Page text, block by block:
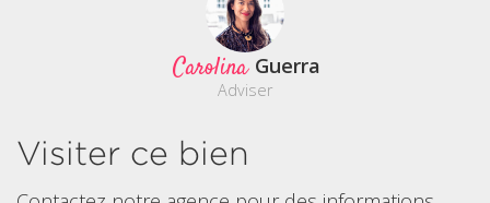
Carolina Guerra
Adviser
Visiter ce bien